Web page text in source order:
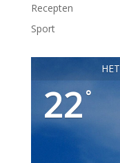
Recepten
Sport
22 °